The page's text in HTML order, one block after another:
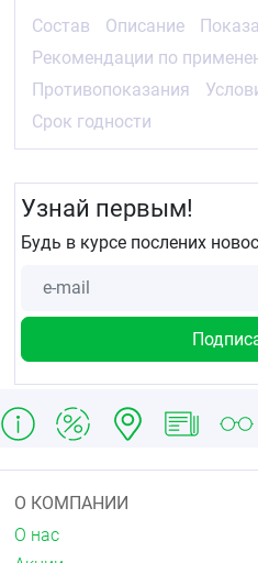
Состав Описание
Рекомендации по
Противопоказания
Срок годности
Узнай первым!
Будь в курсе послених
О КОМПАНИИ
О нас